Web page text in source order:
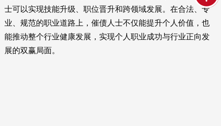
士可以实现技能升级、职位晋升和跨领域发展。在合法、专
业、规范的职业道路上，催债人士不仅能提升个人价值，也
能推动整个行业健康发展，实现个人职业成功与行业正向发
展的双赢局面。